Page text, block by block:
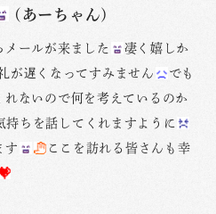
(あーちゃん)
ールが来ました
凄く嬉しか
が遅くなってすみません
でも
ないので何を考えているのか
持ちを話してくれますように
す
ここを訪れる皆さんも幸